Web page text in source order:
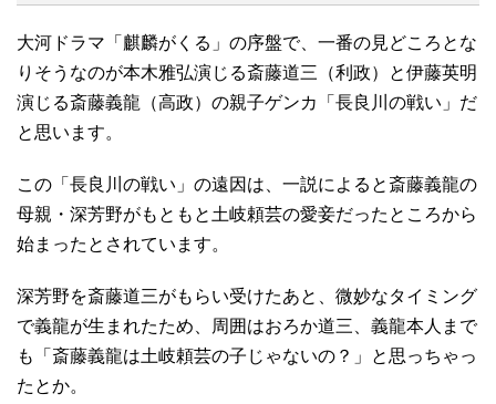
大河ドラマ「麒麟がくる」の序盤で、一番の見どころとな
りそうなのが本木雅弘演じる斎藤道三（利政）と伊藤英明
演じる斎藤義龍（高政）の親子ゲンカ「長良川の戦い」だ
と思います。
この「長良川の戦い」の遠因は、一説によると斎藤義龍の
母親・深芳野がもともと土岐頼芸の愛妾だったところから
始まったとされています。
深芳野を斎藤道三がもらい受けたあと、微妙なタイミング
で義龍が生まれたため、周囲はおろか道三、義龍本人まで
も「斎藤義龍は土岐頼芸の子じゃないの？」と思っちゃっ
たとか。